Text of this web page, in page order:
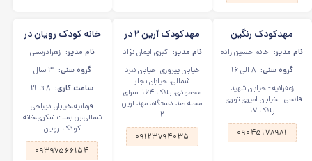
مهدکودک رنگین
کمان در زعفرانیه
نام مدیر: خانم حسین زاده
گروه سنی: ۸ الی ۱۶
زعفرانیه - خیابان شهید
فلاحی - خیابان امیری ثوری -
پلاک ۱۷
۰۹۰۴۵۱۷۸۹۸۱
مهدکودک آرین ۲ در
خیابان پیروزی
نام مدیر: کبری ایمان نژاد
خیابان پیروزی، خیابان نبرد
شمالی، خیابان نجار
محمودی، پلاک ۱۶۴، سرای
محله صد دستگاه، مهد آرین
۲
۰۹۱۲۳۷۹۴۰۳۵
خانه کودک رویان در
فرمانیهنام مدیر: زهرادرستی
گروه سنی: ۳ سال
ساعت کاری: ۸ تا ۲۱
فرمانیه،خیابان دیباجی
شمالی،بن بست شکری،خانه
کودک رویان
۰۹۳۹۷۵۶۶۱۵۴